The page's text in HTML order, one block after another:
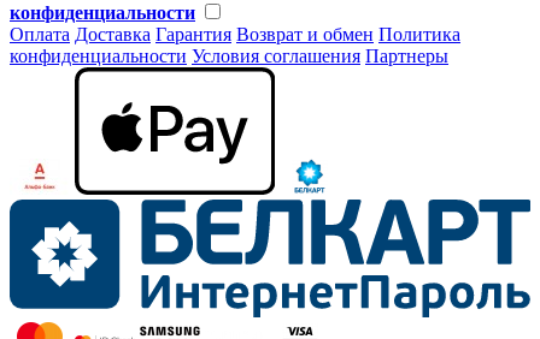
конфиденциальности
Оплата Доставка Гарантия Возврат и обмен Политика
конфиденциальности Условия соглашения Партнеры